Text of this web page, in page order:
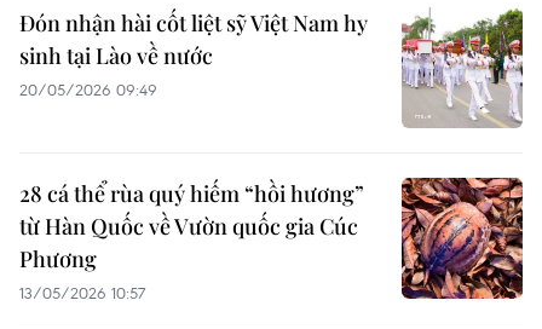
Đón nhận hài cốt liệt sỹ Việt Nam hy
sinh tại Lào về nước
20/05/2026 09:49
28 cá thể rùa quý hiếm “hồi hương”
từ Hàn Quốc về Vườn quốc gia Cúc
Phương
13/05/2026 10:57